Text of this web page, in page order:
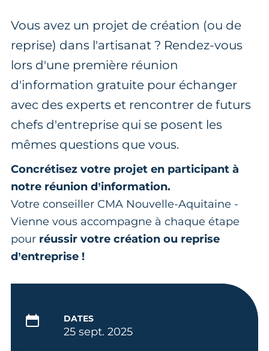
Vous avez un projet de création (ou de
reprise) dans l'artisanat ? Rendez-vous
lors d'une première réunion
d'information gratuite pour échanger
avec des experts et rencontrer de futurs
chefs d'entreprise qui se posent les
mêmes questions que vous.
Concrétisez votre projet en participant à
notre réunion d’information.
Votre conseiller CMA Nouvelle-Aquitaine -
Vienne vous accompagne à chaque étape
pour réussir votre création ou reprise
d’entreprise !
DATES
25 sept. 2025